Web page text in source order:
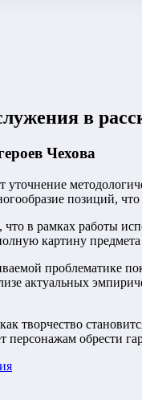
в
Чехова
уточнение
позиций,
в рамках работы
картину
проблематике
актуальных
творчество
персонажам